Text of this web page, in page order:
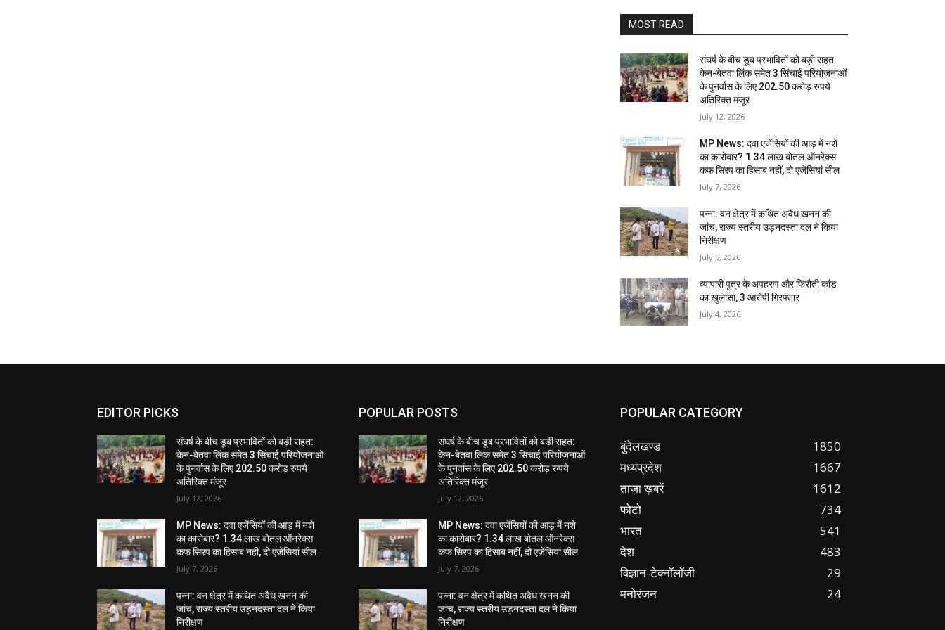
MOST READ
संघर्ष के बीच डूब प्रभावितों को बड़ी राहत:
केन-बेतवा लिंक समेत 3 सिंचाई परियोजनाओं
के पुनर्वास के लिए 202.50 करोड़ रुपये
अतिरिक्त मंजूर
July 12, 2026
MP News: दवा एजेंसियों की आड़ में नशे
का कारोबार? 1.34 लाख बोतल ऑनरेक्स
कफ सिरप का हिसाब नहीं, दो एजेंसियां सील
July 7, 2026
पन्ना: वन क्षेत्र में कथित अवैध खनन की
जांच, राज्य स्तरीय उड़नदस्ता दल ने किया
निरीक्षण
July 6, 2026
व्यापारी पुत्र के अपहरण और फिरौती कांड
का खुलासा, 3 आरोपी गिरफ्तार
July 4, 2026
EDITOR PICKS
संघर्ष के बीच डूब प्रभावितों को बड़ी राहत:
केन-बेतवा लिंक समेत 3 सिंचाई परियोजनाओं
के पुनर्वास के लिए 202.50 करोड़ रुपये
अतिरिक्त मंजूर
July 12, 2026
MP News: दवा एजेंसियों की आड़ में नशे
का कारोबार? 1.34 लाख बोतल ऑनरेक्स
कफ सिरप का हिसाब नहीं, दो एजेंसियां सील
July 7, 2026
पन्ना: वन क्षेत्र में कथित अवैध खनन की
जांच, राज्य स्तरीय उड़नदस्ता दल ने किया
निरीक्षण
POPULAR POSTS
संघर्ष के बीच डूब प्रभावितों को बड़ी राहत:
केन-बेतवा लिंक समेत 3 सिंचाई परियोजनाओं
के पुनर्वास के लिए 202.50 करोड़ रुपये
अतिरिक्त मंजूर
July 12, 2026
MP News: दवा एजेंसियों की आड़ में नशे
का कारोबार? 1.34 लाख बोतल ऑनरेक्स
कफ सिरप का हिसाब नहीं, दो एजेंसियां सील
July 7, 2026
पन्ना: वन क्षेत्र में कथित अवैध खनन की
जांच, राज्य स्तरीय उड़नदस्ता दल ने किया
निरीक्षण
POPULAR CATEGORY
बुंदेलखण्ड
1850
मध्यप्रदेश
1667
ताजा ख़बरें
1612
फोटो
734
भारत
541
देश
483
विज्ञान-टेक्नॉलॉजी
29
मनोरंजन
24